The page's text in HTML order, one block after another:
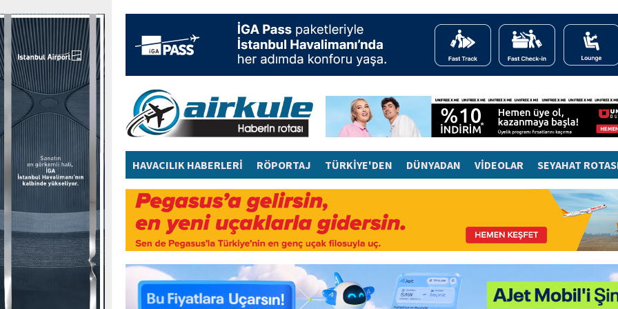
HAVACILIK HABERLERİ RÖPORTAJ TÜRKİYE'DEN DÜNYADAN VİDEOLAR SEYAHAT